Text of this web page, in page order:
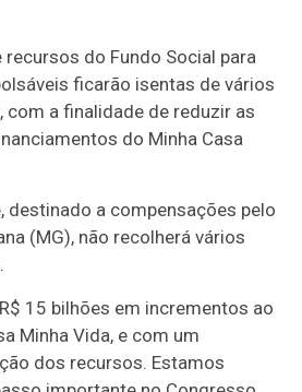
do Fundo Social para
ficarão isentas de vários
a finalidade de reduzir as
do Minha Casa
destinado a compensações pelo
(MG), não recolherá vários
15 bilhões em incrementos ao
Minha Vida, e com um
dos recursos. Estamos